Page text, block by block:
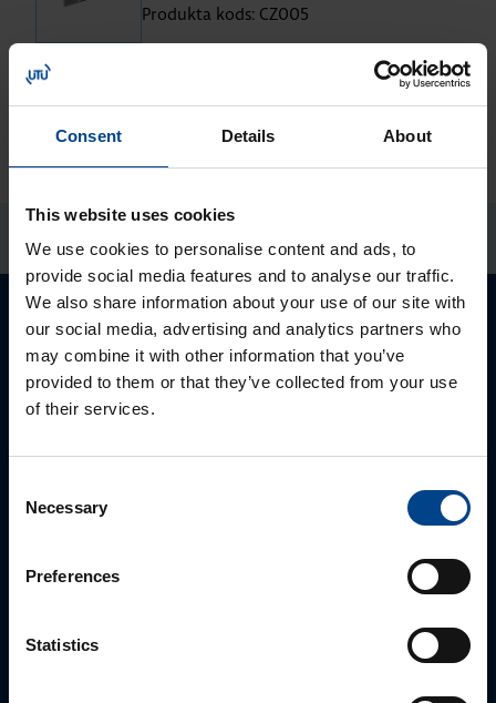
Consent Details About
This website uses cookies
We use cookies to personalise content and ads, to
provide social media features and to analyse our traffic.
We also share information about your use of our site with
our social media, advertising and analytics partners who
may combine it with other information that you’ve
provided to them or that they’ve collected from your use
of their services.
Selection
Necessary
Preferences
Statistics
Produkta kods: CZ005
PĀRDOŠANAS SPECIĀLISTS
+371 22544445